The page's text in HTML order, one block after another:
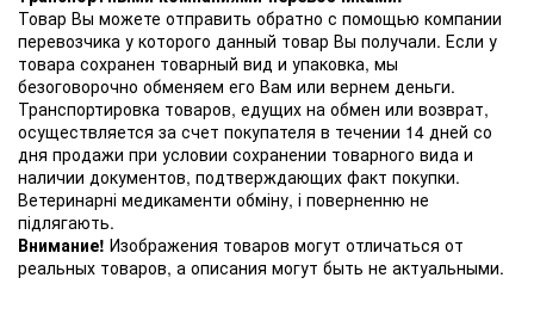
Товар Вы можете отправить обратно с помощью компании
перевозчика у которого данный товар Вы получали. Если у
товара сохранен товарный вид и упаковка, мы
безоговорочно обменяем его Вам или вернем деньги.
Транспортировка товаров, едущих на обмен или возврат,
осуществляется за счет покупателя в течении 14 дней со
дня продажи при условии сохранении товарного вида и
наличии документов, подтверждающих факт покупки.
Ветеринарні медикаменти обміну, і поверненню не
підлягають.
Внимание! Изображения товаров могут отличаться от
реальных товаров, а описания могут быть не актуальными.